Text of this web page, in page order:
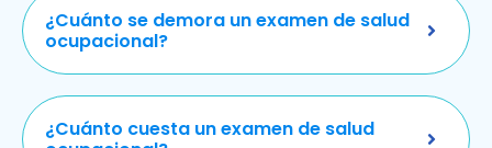
¿Cuánto se demora un examen de salud
ocupacional?
¿Cuánto cuesta un examen de salud